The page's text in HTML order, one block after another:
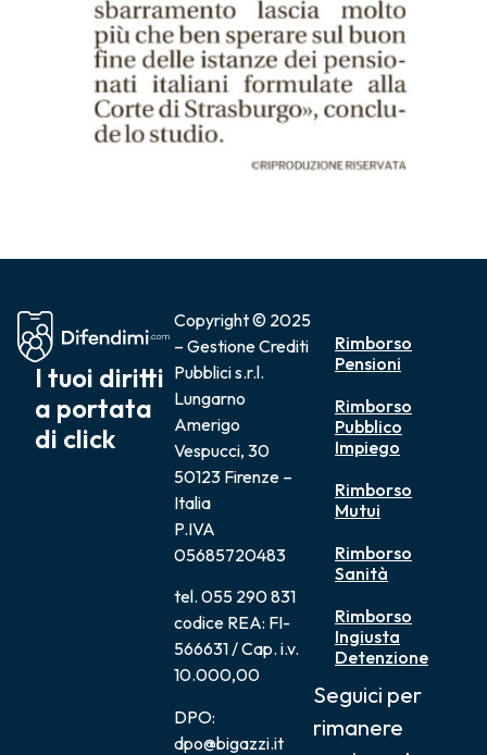
I tuoi diritti
a portata
di click
Copyright © 2025
– Gestione Crediti
Pubblici s.r.l.
Lungarno
Amerigo
Vespucci, 30
50123 Firenze –
Italia
P.IVA
05685720483
tel. 055 290 831
codice REA: FI-
566631 / Cap. i.v.
10.000,00
DPO:
dpo@bigazzi.it
Rimborso
Pensioni
Rimborso
Pubblico
Impiego
Rimborso
Mutui
Rimborso
Sanità
Rimborso
Ingiusta
Detenzione
Seguici per
rimanere